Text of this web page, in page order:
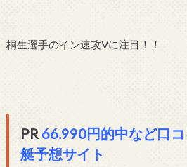
桐生選手のイン速攻Vに注目！！
PR 66.990円的中など口
艇予想サイト